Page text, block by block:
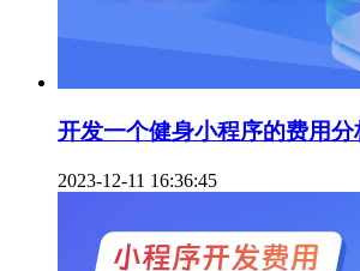
开发一个健身小程序的费用分
2023-12-11 16:36:45